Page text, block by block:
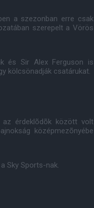
a szezonban erre csak
szerepelt a Vörös
és Sir Alex Ferguson is
kölcsönadják csatárukat.
az érdeklõdõk között volt
középmezõnyébe
Sky Sports-nak.